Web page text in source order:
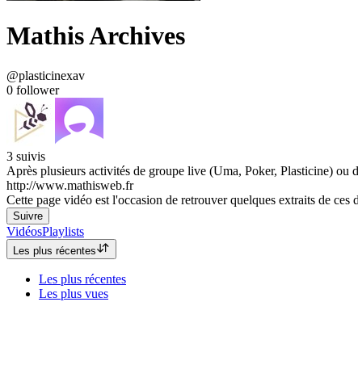
Mathis Archives
@plasticinexav
0 follower
3 suivis
Après plusieurs activités de groupe live (Uma, Poker, Plasticine)
http://www.mathisweb.fr
Cette page vidéo est l'occasion de retrouver quelques extraits de
Suivre
VidéosPlaylists
Les plus récentes
Les plus récentes
Les plus vues